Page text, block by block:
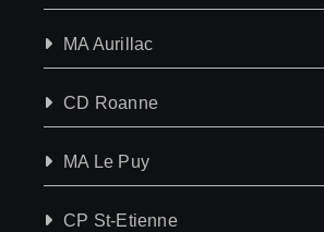
MA Aurillac
CD Roanne
MA Le Puy
CP St-Etienne